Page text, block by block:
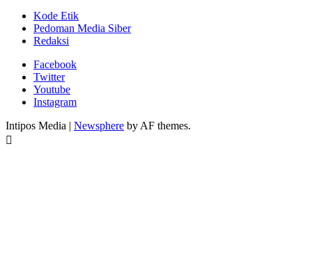
Kode Etik
Pedoman Media Siber
Redaksi
Facebook
Twitter
Youtube
Instagram
Intipos Media | Newsphere by AF themes.